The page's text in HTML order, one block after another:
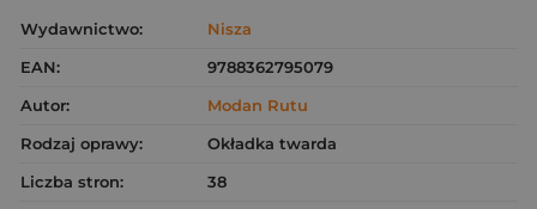
Wydawnictwo:
Nisza
EAN:
9788362795079
Autor:
Modan Rutu
Rodzaj oprawy:
Okładka twarda
Liczba stron:
38